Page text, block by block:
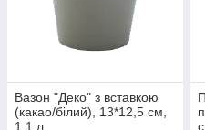
Вазон "Деко" з вставкою
(какао/білий), 13*12,5 см,
1,1 л